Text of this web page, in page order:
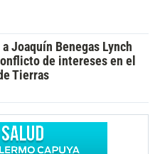
Joaquín Benegas Lynch
de intereses en el
Tierras